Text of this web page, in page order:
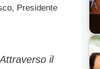
Presidente
il